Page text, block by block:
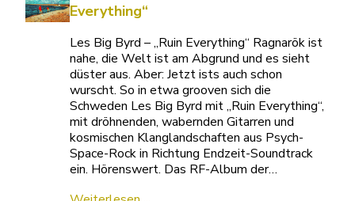
Everything“
Les Big Byrd – „Ruin Everything“ Ragnarök ist
nahe, die Welt ist am Abgrund und es sieht
düster aus. Aber: Jetzt ists auch schon
wurscht. So in etwa grooven sich die
Schweden Les Big Byrd mit „Ruin Everything“,
mit dröhnenden, wabernden Gitarren und
kosmischen Klanglandschaften aus Psych-
Space-Rock in Richtung Endzeit-Soundtrack
ein. Hörenswert. Das RF-Album der…